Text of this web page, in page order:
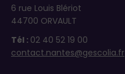
6 rue Louis Blériot
44700 ORVAULT
Tél : 02 40 52 19 00
contact.nantes@gescolia.fr